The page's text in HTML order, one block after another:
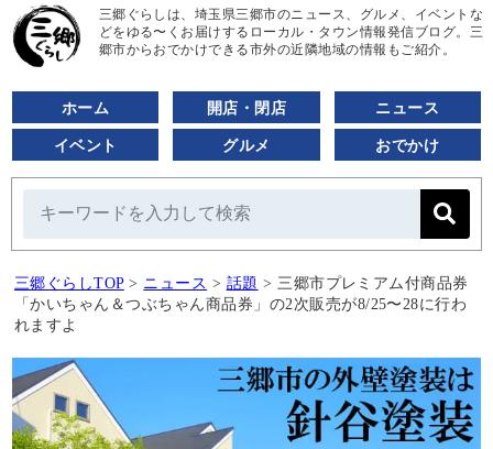
三郷ぐらしは、埼玉県三郷市のニュース、グルメ、イベントな
どをゆる〜くお届けするローカル・タウン情報発信ブログ。三
郷市からおでかけできる市外の近隣地域の情報もご紹介。
ホーム 開店・閉店 ニュース
イベント グルメ おでかけ
三郷ぐらしTOP > ニュース > 話題 > 三郷市プレミアム付商品券
「かいちゃん＆つぶちゃん商品券」の2次販売が8/25〜28に行わ
れますよ